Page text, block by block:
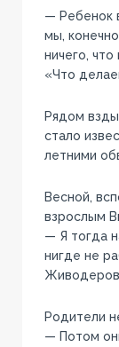
— Ребенок
мы,
ничего,
«Что
Рядом
стало
летними
Весной,
взрослым
— Я тогда
нигде не
Родители
— Потом